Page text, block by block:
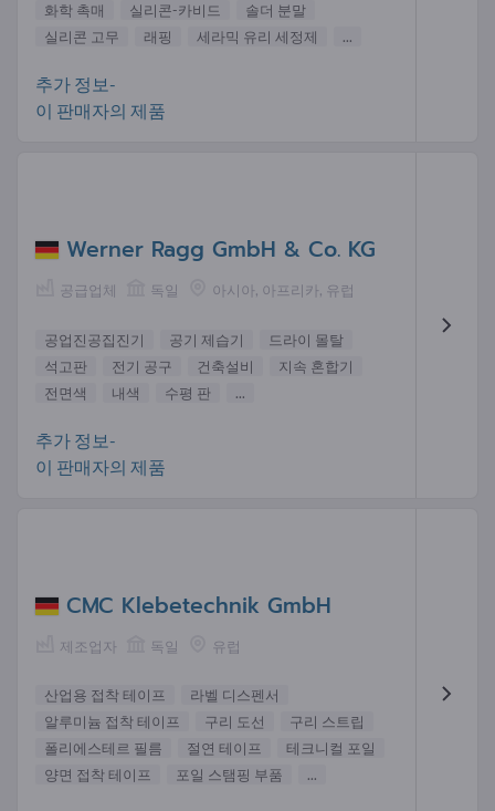
화학 촉매
실리콘-카비드
솔더 분말
실리콘 고무
래핑 세라믹 유리 세정제 ...
추가 정보-
이 판매자의 제품
Werner Ragg GmbH & Co. KG
공급업체 독일 아시아, 아프리카, 유럽
공업진공집진기 공기 제습기
드라이 몰탈
석고판
전기 공구 건축설비
지속 혼합기
전면색
내색 수평 판 ...
추가 정보-
이 판매자의 제품
CMC Klebetechnik GmbH
제조업자 독일 유럽
산업용 접착 테이프
라벨 디스펜서
알루미늄 접착 테이프
구리 도선
구리 스트립
폴리에스테르 필름
절연 테이프
테크니컬 포일
양면 접착 테이프
포일 스탬핑 부품 ...